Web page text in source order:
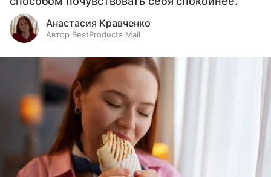
Анастасия Кравченко
Автор BestProducts Mail